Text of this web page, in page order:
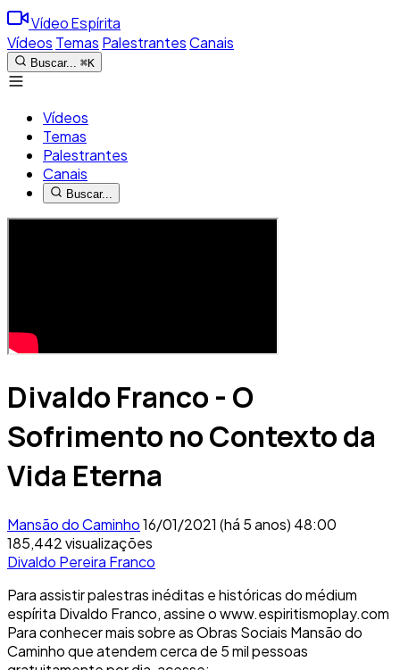
Vídeo Espírita
Vídeos Temas PalestrantesCanais
Buscar... ⌘K
Vídeos
Temas
Palestrantes
Canais
Buscar...
Divaldo Franco - O
Sofrimento no Contexto da
Vida Eterna
Mansão do Caminho16/01/2021 (há 5 anos) 48:00
185,442 visualizações
Divaldo Pereira Franco
Para assistir palestras inéditas e históricas do médium
espírita Divaldo Franco, assine o www.espiritismoplay.com
Para conhecer mais sobre as Obras Sociais Mansão do
Caminho que atendem cerca de 5 mil pessoas